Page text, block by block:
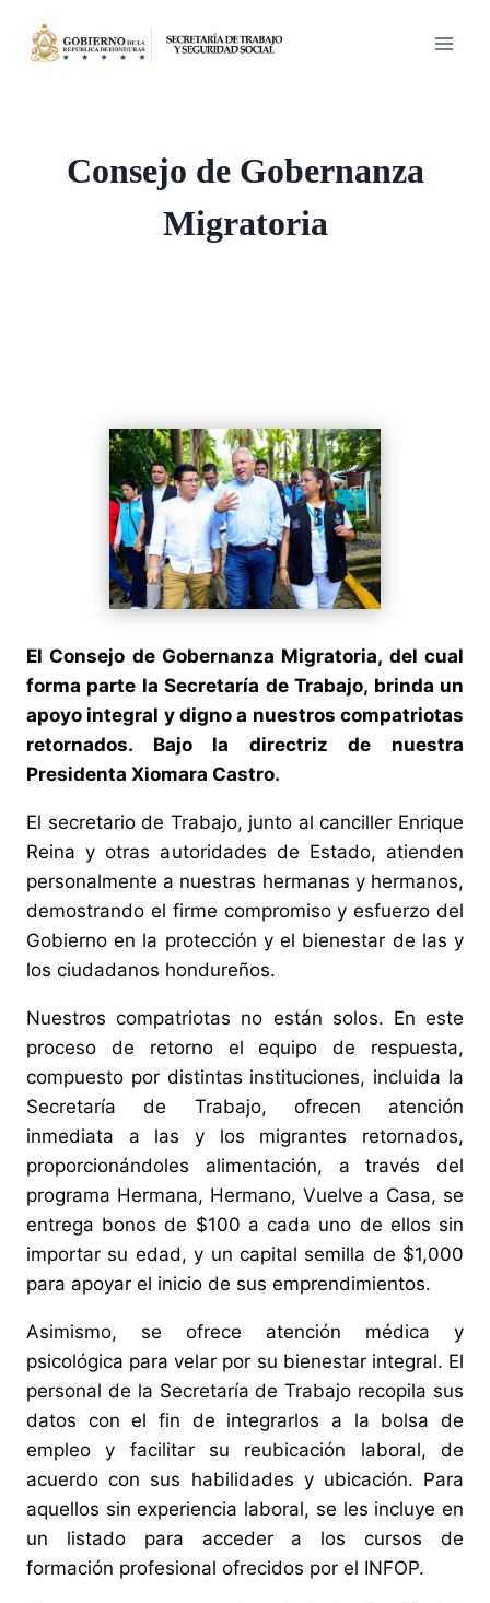
Consejo de Gobernanza
Migratoria
El Consejo de Gobernanza Migratoria, del cual
forma parte la Secretaría de Trabajo, brinda un
apoyo integral y digno a nuestros compatriotas
retornados. Bajo la directriz de nuestra
Presidenta Xiomara Castro.
El secretario de Trabajo, junto al canciller Enrique
Reina y otras autoridades de Estado, atienden
personalmente a nuestras hermanas y hermanos,
demostrando el firme compromiso y esfuerzo del
Gobierno en la protección y el bienestar de las y
los ciudadanos hondureños.
Nuestros compatriotas no están solos. En este
proceso de retorno el equipo de respuesta,
compuesto por distintas instituciones, incluida la
Secretaría de Trabajo, ofrecen atención
inmediata a las y los migrantes retornados,
proporcionándoles alimentación, a través del
programa Hermana, Hermano, Vuelve a Casa, se
entrega bonos de $100 a cada uno de ellos sin
importar su edad, y un capital semilla de $1,000
para apoyar el inicio de sus emprendimientos.
Asimismo, se ofrece atención médica y
psicológica para velar por su bienestar integral. El
personal de la Secretaría de Trabajo recopila sus
datos con el fin de integrarlos a la bolsa de
empleo y facilitar su reubicación laboral, de
acuerdo con sus habilidades y ubicación. Para
aquellos sin experiencia laboral, se les incluye en
un listado para acceder a los cursos de
formación profesional ofrecidos por el INFOP.